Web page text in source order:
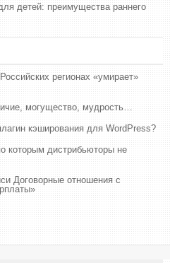
детей: преимущества раннего
регионах «умирает»
могущество, мудрость…
кэширования для WordPress?
которым дистрибьюторы не
Договорные отношения с